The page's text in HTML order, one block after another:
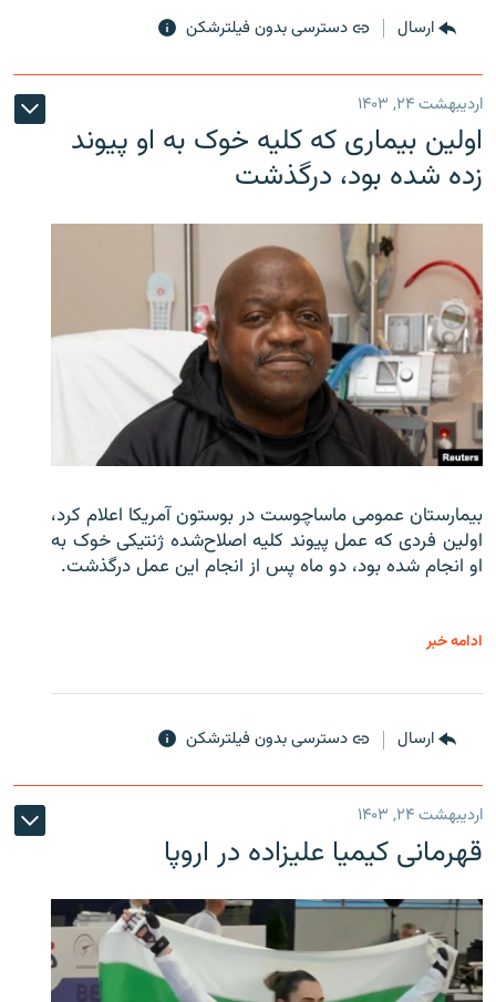
ارسال دسترسی بدون فیلترشکن
اردیبهشت ۲۴, ۱۴۰۳
اولین بیماری که کلیه خوک به او پیوند
زده شده بود، درگذشت
بیمارستان عمومی ماساچوست در بوستون آمریکا اعلام کرد،
اولین فردی که عمل پیوند کلیه اصلاح‌شده ژنتیکی خوک به
او انجام شده بود، دو ماه پس از انجام این عمل درگذشت.
ادامه خبر
ارسال دسترسی بدون فیلترشکن
اردیبهشت ۲۴, ۱۴۰۳
قهرمانی کیمیا علیزاده در اروپا